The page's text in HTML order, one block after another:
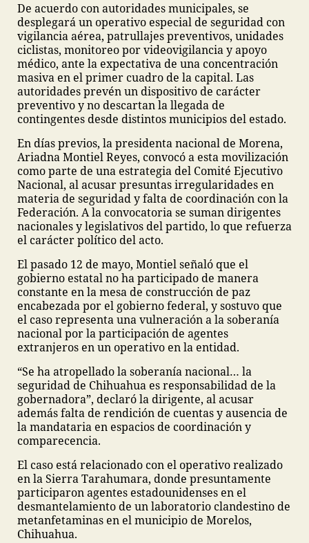
De acuerdo con autoridades municipales, se
desplegará un operativo especial de seguridad con
vigilancia aérea, patrullajes preventivos, unidades
ciclistas, monitoreo por videovigilancia y apoyo
médico, ante la expectativa de una concentración
masiva en el primer cuadro de la capital. Las
autoridades prevén un dispositivo de carácter
preventivo y no descartan la llegada de
contingentes desde distintos municipios del estado.
En días previos, la presidenta nacional de Morena,
Ariadna Montiel Reyes, convocó a esta movilización
como parte de una estrategia del Comité Ejecutivo
Nacional, al acusar presuntas irregularidades en
materia de seguridad y falta de coordinación con la
Federación. A la convocatoria se suman dirigentes
nacionales y legislativos del partido, lo que refuerza
el carácter político del acto.
El pasado 12 de mayo, Montiel señaló que el
gobierno estatal no ha participado de manera
constante en la mesa de construcción de paz
encabezada por el gobierno federal, y sostuvo que
el caso representa una vulneración a la soberanía
nacional por la participación de agentes
extranjeros en un operativo en la entidad.
“Se ha atropellado la soberanía nacional… la
seguridad de Chihuahua es responsabilidad de la
gobernadora”, declaró la dirigente, al acusar
además falta de rendición de cuentas y ausencia de
la mandataria en espacios de coordinación y
comparecencia.
El caso está relacionado con el operativo realizado
en la Sierra Tarahumara, donde presuntamente
participaron agentes estadounidenses en el
desmantelamiento de un laboratorio clandestino de
metanfetaminas en el municipio de Morelos,
Chihuahua.